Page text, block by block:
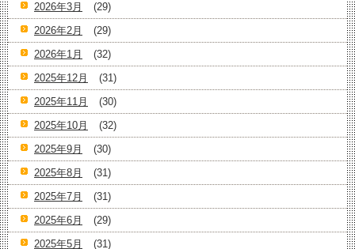
2026年3月
(29)
2026年2月
(29)
2026年1月
(32)
2025年12月
(31)
2025年11月
(30)
2025年10月
(32)
2025年9月
(30)
2025年8月
(31)
2025年7月
(31)
2025年6月
(29)
2025年5月
(31)